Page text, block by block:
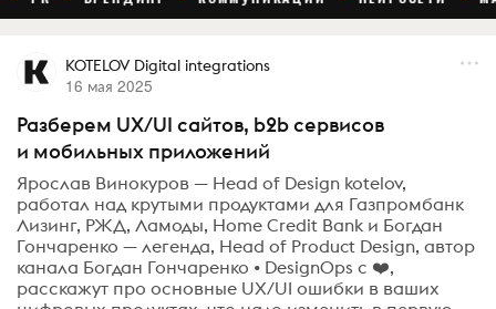
KOTELOV Digital integrations
16 мая 2025
Разберем UX/UI сайтов, b2b сервисов
и мобильных приложений
Ярослав Винокуров — Head of Design kotelov,
работал над крутыми продуктами для Газпромбанк
Лизинг, РЖД, Ламоды, Home Credit Bank и Богдан
Гончаренко — легенда, Head of Product Design, автор
канала Богдан Гончаренко • DesignOps с ❤️‍,
расскажут про основные UX/UI ошибки в ваших